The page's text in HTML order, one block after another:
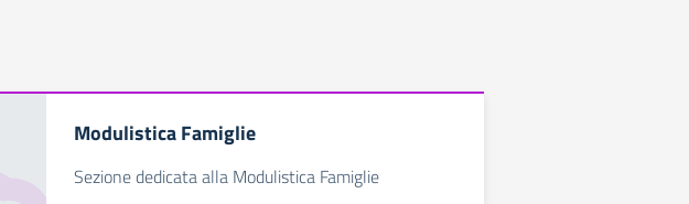
Modulistica Famiglie
Sezione dedicata alla Modulistica Famiglie